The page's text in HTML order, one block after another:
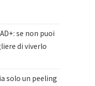
se non puoi
di viverlo
solo un peeling